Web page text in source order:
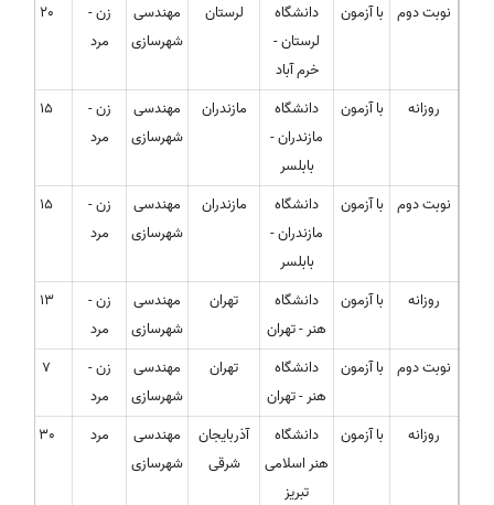
نوبت دوم با آزمون
دانشگاه
لرستان -
خرم آباد
لرستان
مهندسی
شهرسازی
زن -
مرد
20
روزانه با آزمون
دانشگاه
مازندران -
بابلسر
مازندران
مهندسی
شهرسازی
زن -
مرد
15
نوبت دوم با آزمون
دانشگاه
مازندران -
بابلسر
مازندران
مهندسی
شهرسازی
زن -
مرد
15
روزانه با آزمون
دانشگاه
هنر - تهران
تهران
مهندسی
شهرسازی
زن -
مرد
13
نوبت دوم با آزمون
دانشگاه
هنر - تهران
تهران
مهندسی
شهرسازی
زن -
مرد
7
روزانه با آزمون
دانشگاه
هنر اسلامی
تبریز
آذربایجان
شرقی
مهندسی
شهرسازی
مرد 30